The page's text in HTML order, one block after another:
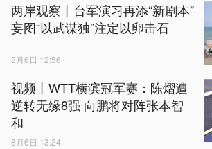
两岸观察丨台军演习再添“新剧本”
妄图“以武谋独”注定以卵击石
8月6日 12:56
视频丨WTT横滨冠军赛：陈熠遭
逆转无缘8强 向鹏将对阵张本智
和
8月6日 13:24